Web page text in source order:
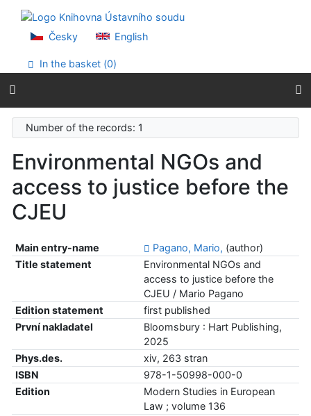
Go to menu
Accessibility declaration
Česky English
In the basket (0)
Number of the records: 1
Environmental NGOs and
access to justice before the
CJEU
Main entry-name Pagano, Mario, (author)
Title statement
Environmental NGOs and
access to justice before the
CJEU / Mario Pagano
Edition statement
first published
První nakladatel
Bloomsbury : Hart Publishing,
2025
Phys.des.
xiv, 263 stran
ISBN
978-1-50998-000-0
Edition
Modern Studies in European
Law ; volume 136